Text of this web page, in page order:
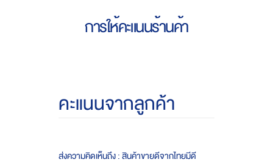
การให้คะแนนร้านค้า
คะแนนจากลูกค้า
ส่งความคิดเห็นถึง : สินค้าขายดีจากไทยมีดี